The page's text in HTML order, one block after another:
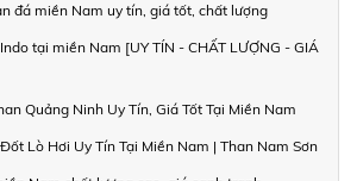
đá miền Nam uy tín, giá tốt, chất lượng
tại miền Nam [UY TÍN - CHẤT LƯỢNG - GIÁ
Quảng Ninh Uy Tín, Giá Tốt Tại Miền Nam
Lò Hơi Uy Tín Tại Miền Nam | Than Nam Sơn